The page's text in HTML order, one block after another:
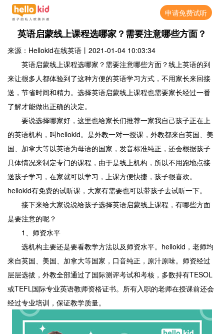
申请免费试听
英语启蒙线上课程选哪家？需要注意哪些方面？
来源：Hellokid在线英语 丨 2021-01-04 10:03:34
英语启蒙线上课程选哪家？需要注意哪些方面？线上英语的到
来让很多人都体验到了这种方便的英语学习方式，不用家长来回接
送，节省时间和精力。选择英语启蒙线上课程也需要家长经过一番
了解才能做出正确的决定。
要说选择哪家好，这里也给家长们推荐一家我自己孩子正在上
的英语机构，叫hellokid。是外教一对一授课，外教都来自英国、美
国、加拿大等以英语为母语的国家，发音标准纯正，还会根据孩子
具体情况来制定专门的课程，由于是线上机构，所以不用跑地点接
送孩子学习，在家就可以学习，上课方便快捷，孩子很喜欢。
hellokid有免费的试听课，大家有需要也可以带孩子去试听一下。
接下来给大家说说给孩子选择英语启蒙线上课程，有哪些方面
是要注意的呢？
1、师资水平
选机构主要还是要看教学方法以及师资水平。hellokid，老师均
来自英国、美国、加拿大等国家，口音纯正，原汁原味。师资经过
层层选拔，外教全部通过了国际测评考试和考核，多数持有TESOL
或TEFL国际专业英语教师资格证书。所有入职的老师在授课前还会
经过专业培训，保证教学质量。